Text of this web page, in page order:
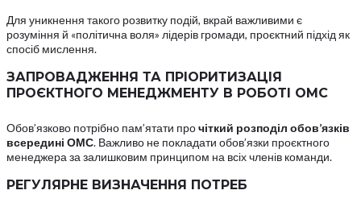
Для уникнення такого розвитку подій, вкрай важливими є
розуміння й «політична воля» лідерів громади, проєктний підхід як
спосіб мислення.
ЗАПРОВАДЖЕННЯ ТА ПРІОРИТИЗАЦІЯ
ПРОЄКТНОГО МЕНЕДЖМЕНТУ В РОБОТІ ОМС
Обов’язково потрібно пам’ятати прочіткий розподіл обов’язків
всередині ОМС. Важливо не покладати обов’язки проєктного
менеджера за залишковим принципом на всіх членів команди.
РЕГУЛЯРНЕ ВИЗНАЧЕННЯ ПОТРЕБ